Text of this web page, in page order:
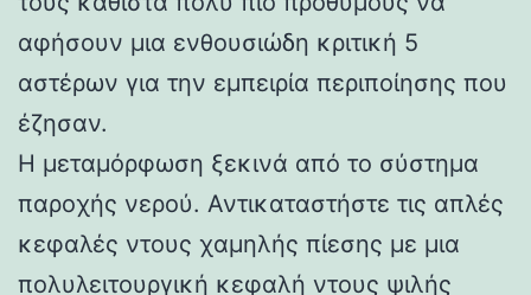
αφήσουν μια ενθουσιώδη κριτική 5
αστέρων για την εμπειρία περιποίησης που
έζησαν.
Η μεταμόρφωση ξεκινά από το σύστημα
παροχής νερού. Αντικαταστήστε τις απλές
κεφαλές ντους χαμηλής πίεσης με μια
πολυλειτουργική κεφαλή ντους ψιλής